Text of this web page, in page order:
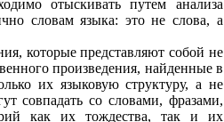
отыскивать путем анализа
словам языка: это не слова, а
которые представляют собой не
произведения, найденные в
их языковую структуру, а не
совпадать со словами, фразами,
как их тождества, так и их